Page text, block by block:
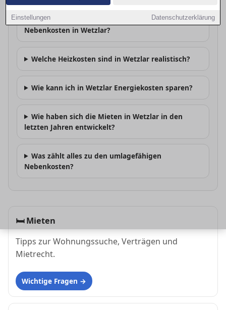
Einstellungen Datenschutzerklärung
Wie hoch sind die durchschnittlichen
Nebenkosten in Wetzlar?
Welche Heizkosten sind in Wetzlar realistisch?
Wie kann ich in Wetzlar Energiekosten sparen?
Wie haben sich die Mieten in Wetzlar in den
letzten Jahren entwickelt?
Was zählt alles zu den umlagefähigen
Nebenkosten?
🛏Mieten
Tipps zur Wohnungssuche, Verträgen und
Mietrecht.
Wichtige Fragen